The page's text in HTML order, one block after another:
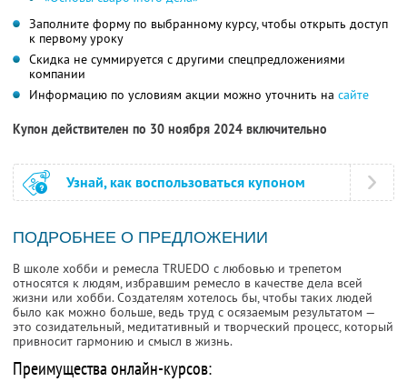
Заполните форму по выбранному курсу, чтобы открыть доступ
к первому уроку
Скидка не суммируется с другими спецпредложениями
компании
Информацию по условиям акции можно уточнить на сайте
Купон действителен по 30 ноября 2024 включительно
Узнай, как воспользоваться купоном
ПОДРОБНЕЕ О ПРЕДЛОЖЕНИИ
В школе хобби и ремесла TRUEDO с любовью и трепетом
относятся к людям, избравшим ремесло в качестве дела всей
жизни или хобби. Создателям хотелось бы, чтобы таких людей
было как можно больше, ведь труд с осязаемым результатом —
это созидательный, медитативный и творческий процесс, который
привносит гармонию и смысл в жизнь.
Преимущества онлайн-курсов: